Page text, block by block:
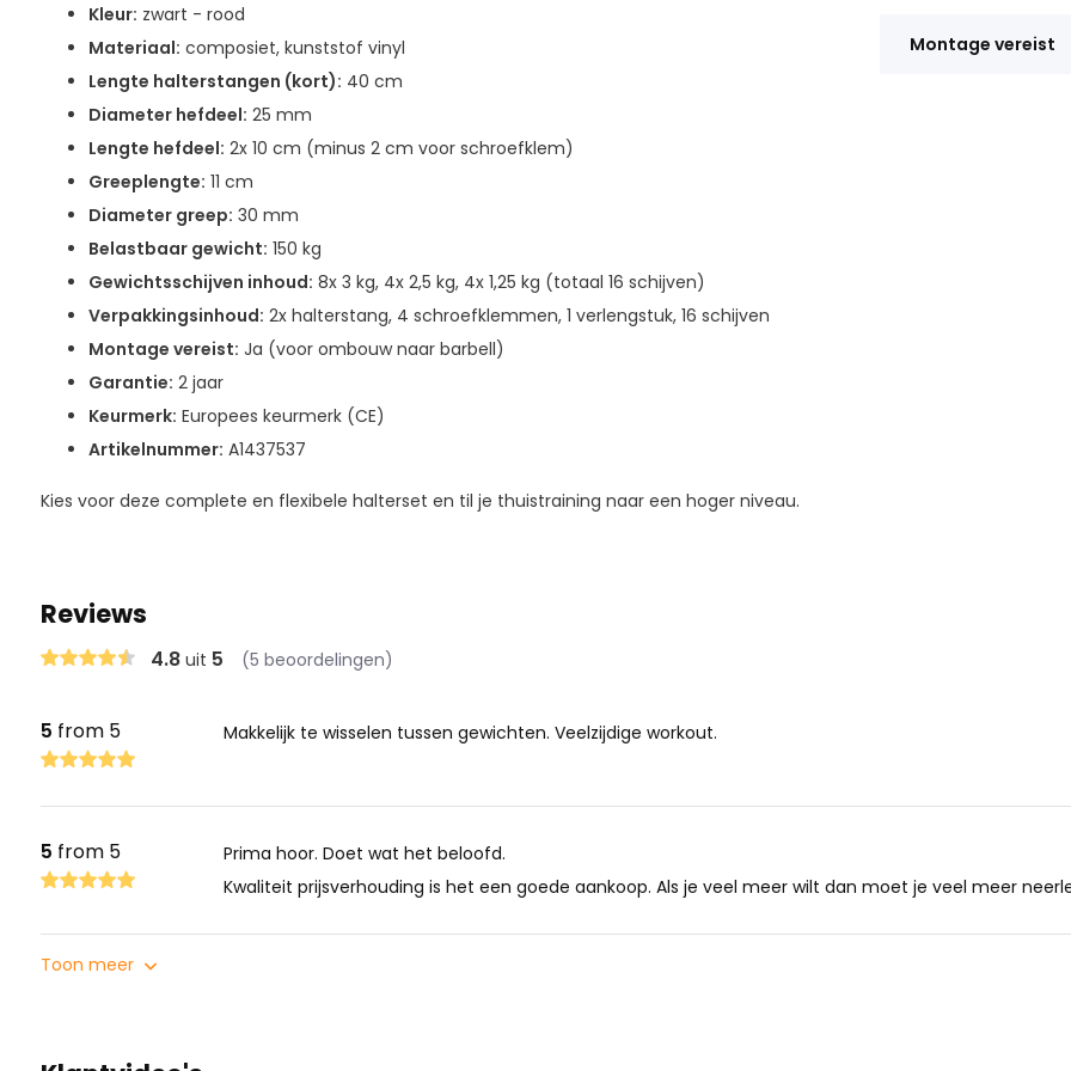
Kleur: zwart - rood
Materiaal: composiet, kunststof vinyl
Lengte halterstangen (kort): 40 cm
Diameter hefdeel: 25 mm
Lengte hefdeel: 2x 10 cm (minus 2 cm voor schroefklem)
Greeplengte: 11 cm
Diameter greep: 30 mm
Belastbaar gewicht: 150 kg
Gewichtsschijven inhoud: 8x 3 kg, 4x 2,5 kg, 4x 1,25 kg (totaal 16 schijven)
Verpakkingsinhoud: 2x halterstang, 4 schroefklemmen, 1 verlengstuk, 16 schijven
Montage vereist: Ja (voor ombouw naar barbell)
Garantie: 2 jaar
Keurmerk: Europees keurmerk (CE)
Artikelnummer: A1437537
Kies voor deze complete en flexibele halterset en til je thuistraining naar een hoger niveau.
Montage vereist
Reviews
4.8uit 5 (5 beoordelingen)
5 from 5 Makkelijk te wisselen tussen gewichten. Veelzijdige workout.
5 from 5
Prima hoor. Doet wat het beloofd.
Kwaliteit prijsverhouding is het een goede aankoop. Als je veel meer wilt dan moet je veel meer
Toon meer